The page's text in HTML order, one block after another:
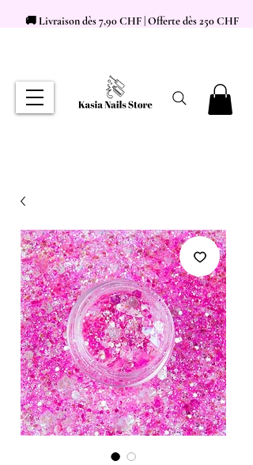
🚚 Livraison dès 7,90 CHF | Offerte dès 250 CHF